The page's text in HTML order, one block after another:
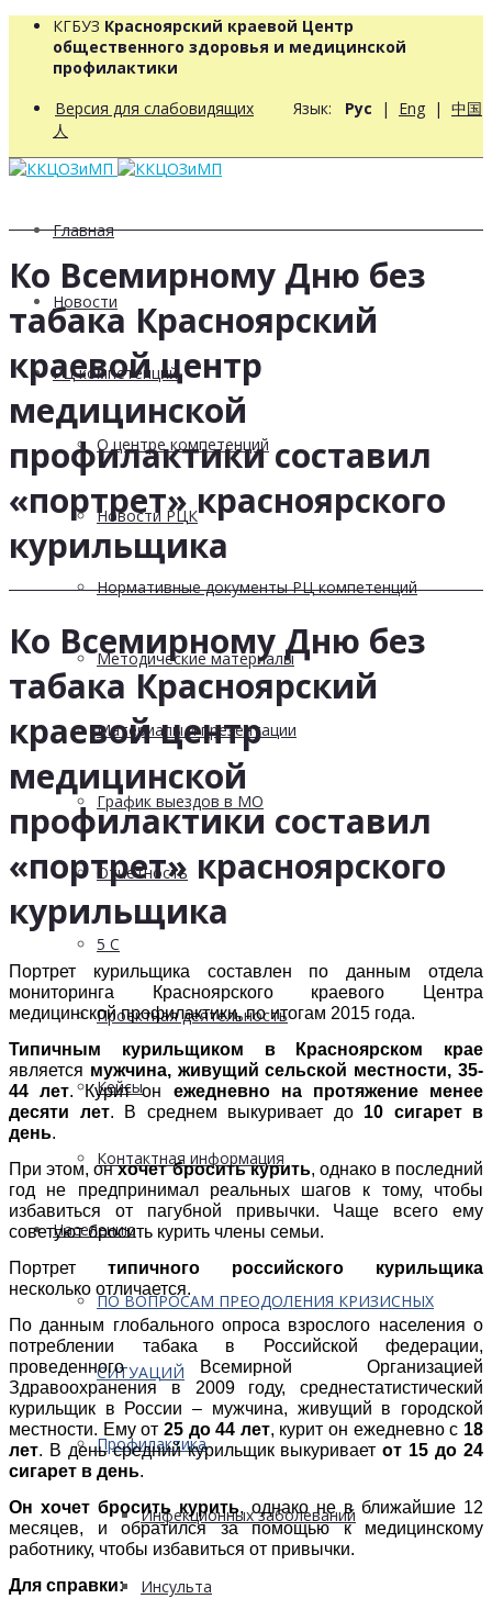
КГБУЗ Красноярский краевой Центр
общественного здоровья и медицинской
профилактики
Версия для слабовидящих Язык: Рус | Eng | 中国
人
Главная
Новости
РЦ компетенций
О центре компетенций
Новости РЦК
Нормативные документы РЦ компетенций
Методические материалы
Материалы и презентации
График выездов в МО
Отчетность
5 С
Проектная деятельность
Кейсы
Контактная информация
Населению
ПО ВОПРОСАМ ПРЕОДОЛЕНИЯ КРИЗИСНЫХ
СИТУАЦИЙ
Профилактика
Инфекционных заболеваний
Инсульта
Ко Всемирному Дню без
табака Красноярский
краевой центр
медицинской
профилактики составил
«портрет» красноярского
курильщика
Ко Всемирному Дню без
табака Красноярский
краевой центр
медицинской
профилактики составил
«портрет» красноярского
курильщика
Портрет курильщика составлен по данным отдела
мониторинга Красноярского краевого Центра
медицинской профилактики, по итогам 2015 года.
Типичным курильщиком в Красноярском крае
является мужчина, живущий сельской местности, 35-
44 лет. Курит он ежедневно на протяжение менее
десяти лет. В среднем выкуривает до10 сигарет в
день.
При этом, онхочет бросить курить, однако в последний
год не предпринимал реальных шагов к тому, чтобы
избавиться от пагубной привычки. Чаще всего ему
советуют бросить курить члены семьи.
Портрет типичного российского курильщика
несколько отличается.
По данным глобального опроса взрослого населения о
потреблении табака в Российской федерации,
проведенного Всемирной Организацией
Здравоохранения в 2009 году, среднестатистический
курильщик в России – мужчина, живущий в городской
местности. Ему от 25 до 44 лет, курит он ежедневно с 18
лет. В день средний курильщик выкуриваетот 15 до 24
сигарет в день.
Он хочет бросить курить, однако не в ближайшие 12
месяцев, и обратился за помощью к медицинскому
работнику, чтобы избавиться от привычки.
Для справки: